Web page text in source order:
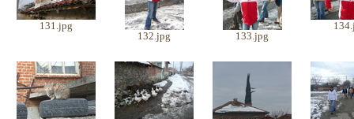
131.jpg
132.jpg
133.jpg